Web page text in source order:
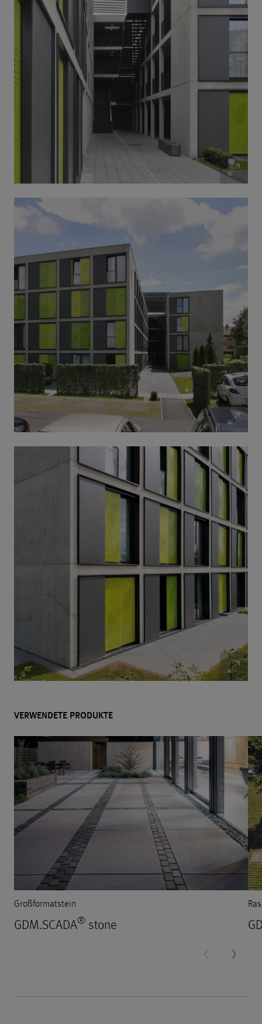
VERWENDETE PRODUKTE
Großformatstein
GDM.SCADA® stone